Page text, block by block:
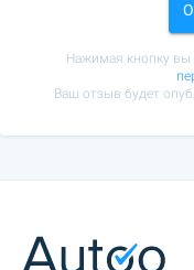
Нажимая кнопку вы
Ваш отзыв будет